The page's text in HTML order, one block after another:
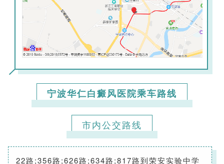
宁波华仁白癜风医院乘车路线
市内公交路线
22路;356路;626路;634路;817路到荣安实验中学